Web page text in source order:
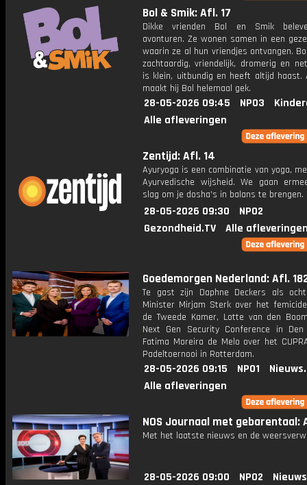
Bol & Smik: Afl. 17
Dikke vrienden Bol en Smik
avonturen. Ze wonen samen in een
waarin ze al hun vriendjes ontvangen.
zachtaardig, vriendelijk, dromerig en
is klein, uitbundig en heeft altijd haast.
maakt hij Bol helemaal gek.
28-05-2026 09:45 NPO3
Alle afleveringen
Zentijd: Afl. 14
Ayuryoga is een combinatie van yoga,
Ayurvedische wijsheid. We gaan
slag om je dosha's in balans te brengen.
28-05-2026 09:30
NPO2
Gezondheid.TV
Alle
Goedemorgen Nederland: Afl.
Te gast zijn Daphne Deckers als
Minister Mirjam Sterk over het
de Tweede Kamer, Lotte van den
Next Gen Security Conference in
Fatima Moreira de Melo over het
Padeltoernooi in Rotterdam.
28-05-2026 09:15 NPO1
Alle afleveringen
NOS Journaal met gebarentaal:
Met het laatste nieuws en de
28-05-2026 09:00 NPO2